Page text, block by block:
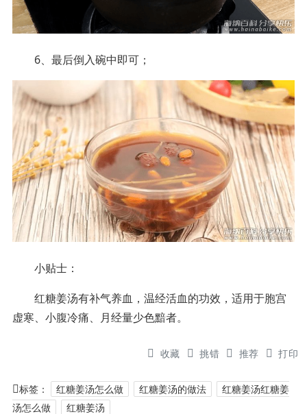
6、最后倒入碗中即可；
小贴士：
红糖姜汤有补气养血，温经活血的功效，适用于胞宫
虚寒、小腹冷痛、月经量少色黯者。
收藏 挑错 推荐 打印
标签： 红糖姜汤怎么做 红糖姜汤的做法
红糖姜汤红糖姜
汤怎么做
红糖姜汤